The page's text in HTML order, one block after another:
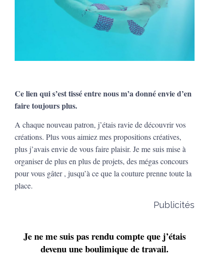
Ce lien qui s’est tissé entre nous m’a donné envie d’en
faire toujours plus.
A chaque nouveau patron, j’étais ravie de découvrir vos
créations. Plus vous aimiez mes propositions créatives,
plus j’avais envie de vous faire plaisir. Je me suis mise à
organiser de plus en plus de projets, des mégas concours
pour vous gâter , jusqu’à ce que la couture prenne toute la
place.
Publicités
Je ne me suis pas rendu compte que j’étais
devenu une boulimique de travail.